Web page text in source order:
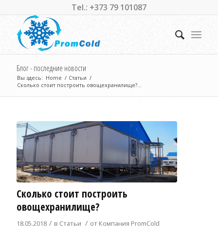
Tel.: +373 79 101087
Блог - последние новости
Вы здесь: Home / Статьи /
Сколько стоит построить овощехранилище?...
Сколько стоит построить
овощехранилище?
18.05.2018 / в Статьи / от Компания PromCold